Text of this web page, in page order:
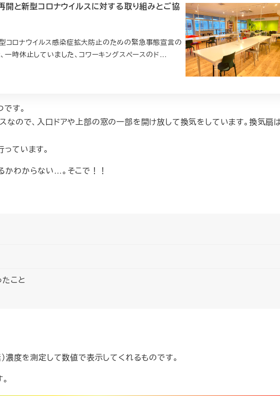
開と新型コロナウイルスに対する取り組みとご協
コロナウイルス感染症拡大防止のための緊急事態宣言の
時休止していました、コワーキングスペースのド…
す。
ので、入口ドアや上部の窓の一部を開け放して換気をしています。換気扇
ています。
かわからない…。そこで！！
こと
濃度を測定して数値で表示してくれるものです。